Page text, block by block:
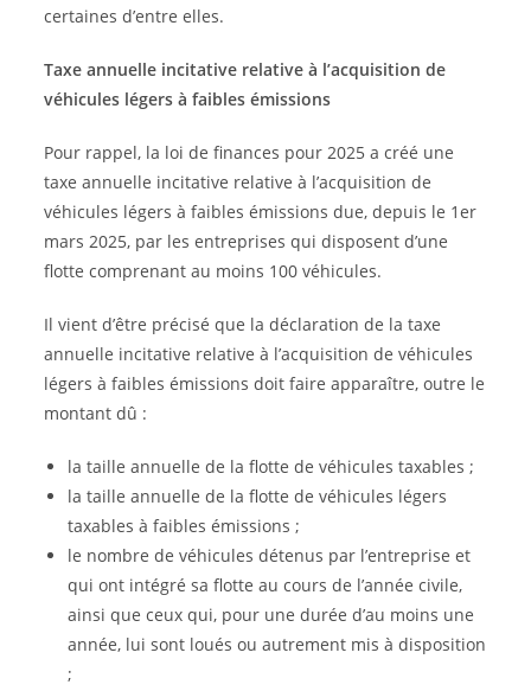
certaines d’entre elles.
Taxe annuelle incitative relative à l’acquisition de
véhicules légers à faibles émissions
Pour rappel, la loi de finances pour 2025 a créé une
taxe annuelle incitative relative à l’acquisition de
véhicules légers à faibles émissions due, depuis le 1er
mars 2025, par les entreprises qui disposent d’une
flotte comprenant au moins 100 véhicules.
Il vient d’être précisé que la déclaration de la taxe
annuelle incitative relative à l’acquisition de véhicules
légers à faibles émissions doit faire apparaître, outre le
montant dû :
la taille annuelle de la flotte de véhicules taxables ;
la taille annuelle de la flotte de véhicules légers
taxables à faibles émissions ;
le nombre de véhicules détenus par l’entreprise et
qui ont intégré sa flotte au cours de l’année civile,
ainsi que ceux qui, pour une durée d’au moins une
année, lui sont loués ou autrement mis à disposition
;